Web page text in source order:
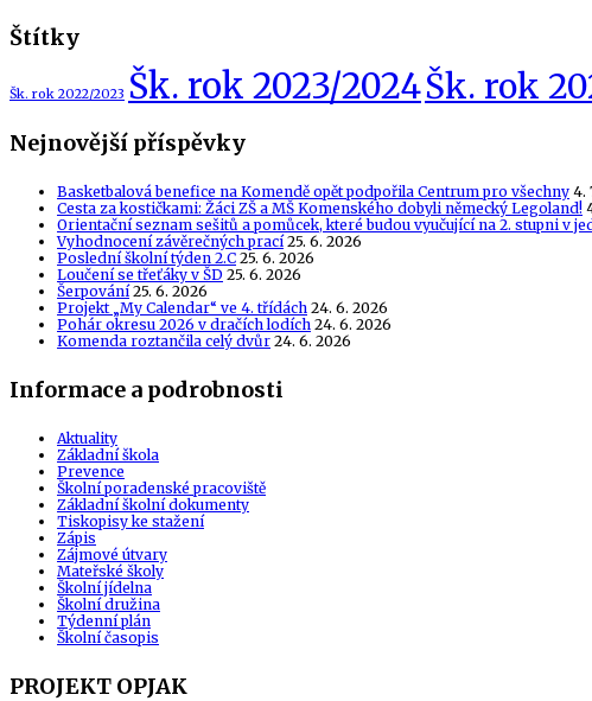
Štítky
Šk. rok 2022/2023 Šk. rok 2023/2024Šk. rok
Nejnovější příspěvky
Basketbalová benefice na Komendě opět podpořila Centrum pro všechny 4.
Cesta za kostičkami: Žáci ZŠ a MŠ Komenského dobyli německý Legoland!
Orientační seznam sešitů a pomůcek, které budou vyučující na 2. stupni v
Vyhodnocení závěrečných prací 25. 6. 2026
Poslední školní týden 2.C 25. 6. 2026
Loučení se třeťáky v ŠD 25. 6. 2026
Šerpování 25. 6. 2026
Projekt „My Calendar“ ve 4. třídách 24. 6. 2026
Pohár okresu 2026 v dračích lodích 24. 6. 2026
Komenda roztančila celý dvůr 24. 6. 2026
Informace a podrobnosti
Aktuality
Základní škola
Prevence
Školní poradenské pracoviště
Základní školní dokumenty
Tiskopisy ke stažení
Zápis
Zájmové útvary
Mateřské školy
Školní jídelna
Školní družina
Týdenní plán
Školní časopis
PROJEKT OPJAK